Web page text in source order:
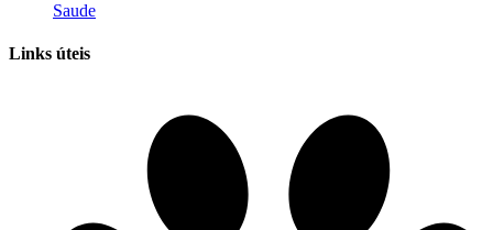
Saude
Links úteis